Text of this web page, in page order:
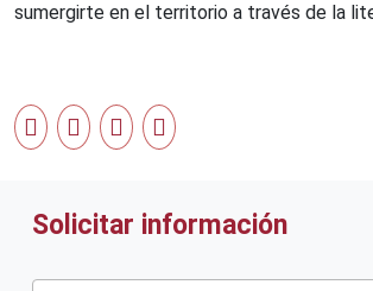
sumergirte en el territorio a través de la
Solicitar información